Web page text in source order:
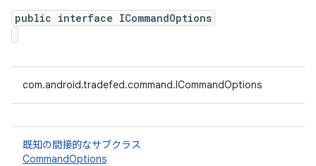
public interface ICommandOptions
com.android.tradefed.command.ICommandOptions
既知の間接的なサブクラス
CommandOptions